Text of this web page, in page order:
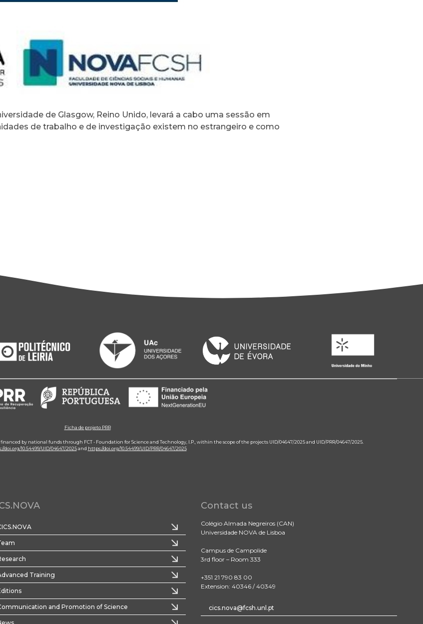
de Glasgow, Reino Unido, levará a cabo uma sessão em
de trabalho e de investigação existem no estrangeiro e como
Ficha de projeto PRR
by national funds through FCT - Foundation for Science and Technology, I.P., within the scope of the projects UID/04647/2025 and UID/PRR/04647/2025.
doi.org/10.54499/UID/04647/2025and https://doi.org/10.54499/UID/PRR/04647/2025
Training
and Promotion of Science
Contact us
Colégio Almada Negreiros (CAN)
Universidade NOVA de Lisboa
Campus de Campolide
3rd floor – Room 333
+351 21 790 83 00
Extension: 40346 / 40349
cics.nova@fcsh.unl.pt